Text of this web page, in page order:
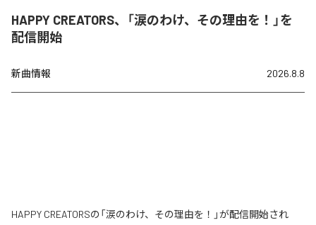
HAPPY CREATORS、「涙のわけ、その理由を！」を
配信開始
新曲情報 2026.8.8
HAPPY CREATORSの「涙のわけ、その理由を！」が配信開始され